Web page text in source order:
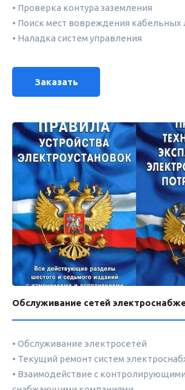
• Проверка контура заземления
• Поиск мест вовреждения кабельных
• Наладка систем управления
Заказать
Обслуживание сетей
• Обслуживание электросетей
• Текущий ремонт систем
• Взаимодействие с